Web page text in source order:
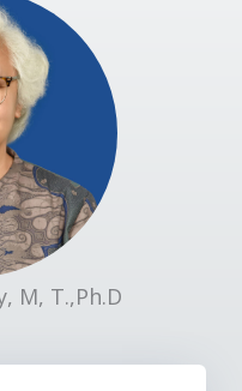
M, T.,Ph.D